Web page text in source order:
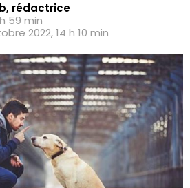
rédactrice
59 min
2022, 14 h 10 min